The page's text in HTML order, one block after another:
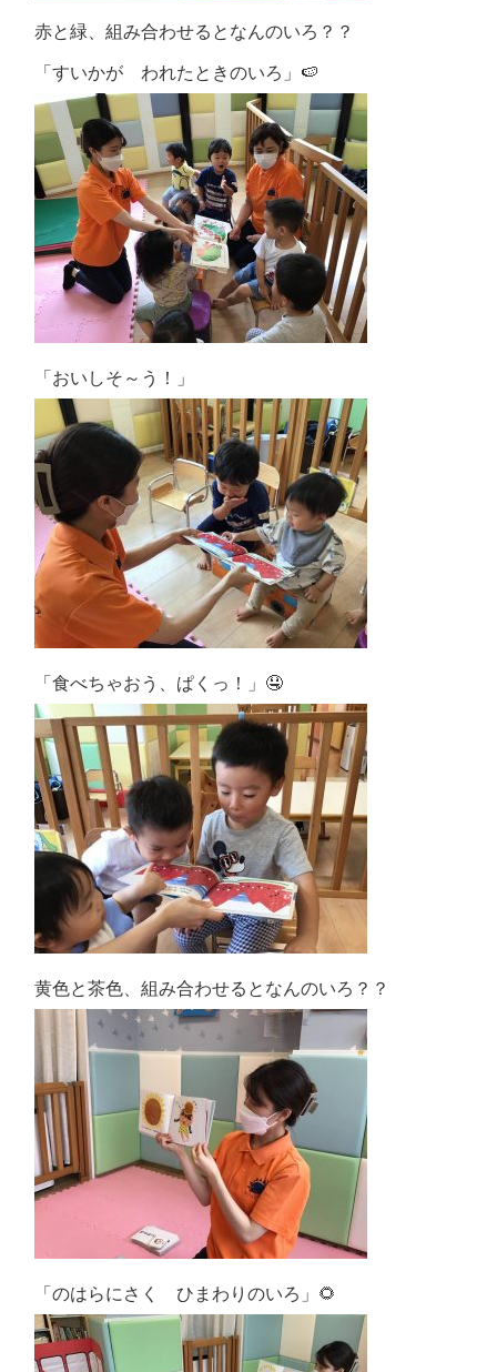
赤と緑、組み合わせるとなんのいろ？？
「すいかが われたときのいろ」🍉
「おいしそ～う！」
「食べちゃおう、ぱくっ！」🤤
黄色と茶色、組み合わせるとなんのいろ？？
「のはらにさく ひまわりのいろ」🌻